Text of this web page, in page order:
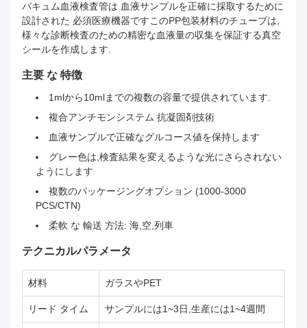
バキュム血液検査管は 血液サンプルを正確に採取するために
設計された 必須医療機器ですこのPP包装材料のチューブは,
様々な診断検査のための精密な血液量の収集を保証する真空
シールを作成します.
主要 な 特徴
1mlから10mlまでの複数の容量で提供されています.
複合アンチモンシステム 抗凝固剤技術
血液サンプルで正確なグルコース値を保持します
グレー色は,検査結果を変えるような光にさらされない
ようにします
複数のパッケージングオプション (1000-3000
PCS/CTN)
柔軟 な 輸送 方法: 海,空,列車
テクニカルパラメータ
材料 ガラスやPET
リード タイム サンプルには1~3日,生産には1~4週間